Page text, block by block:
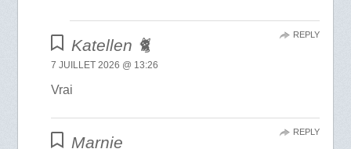
Katellen 🐈
7 JUILLET 2026 @ 13:26
Vrai
REPLY
Marnie
REPLY